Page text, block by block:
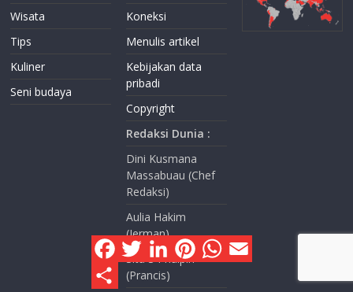
Wisata
Tips
Kuliner
Seni budaya
Koneksi
Menulis artikel
Kebijakan data
pribadi
Copyright
Redaksi Dunia :
Dini Kusmana
Massabuau (Chef
Redaksi)
Aulia Hakim
(Jerman)
Sita S Phulpin
(Prancis)
F
a
c
T
w
i
t
L
n
P
n
W
h
a